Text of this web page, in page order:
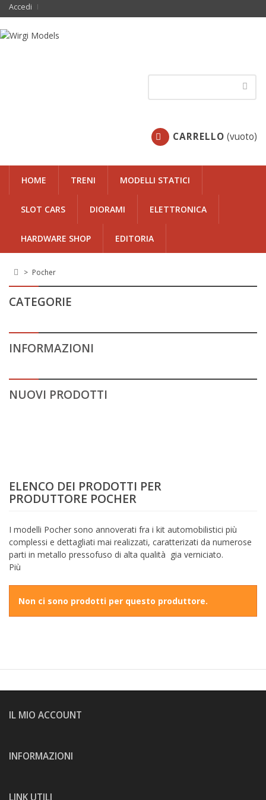
Accedi
CARRELLO (vuoto)
HOME TRENI MODELLI STATICI
SLOT CARS DIORAMI ELETTRONICA
HARDWARE SHOP EDITORIA
> Pocher
CATEGORIE
INFORMAZIONI
NUOVI PRODOTTI
ELENCO DEI PRODOTTI PER
PRODUTTORE POCHER
I modelli Pocher sono annoverati fra i kit automobilistici più
complessi e dettagliati mai realizzati, caratterizati da numerose
parti in metallo pressofuso di alta qualità gia verniciato.
Più
Non ci sono prodotti per questo produttore.
IL MIO ACCOUNT
INFORMAZIONI
LINK UTILI